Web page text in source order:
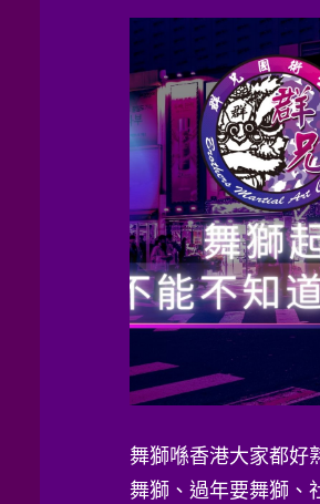
舞獅喺香港大家都好
舞獅、過年要舞獅、